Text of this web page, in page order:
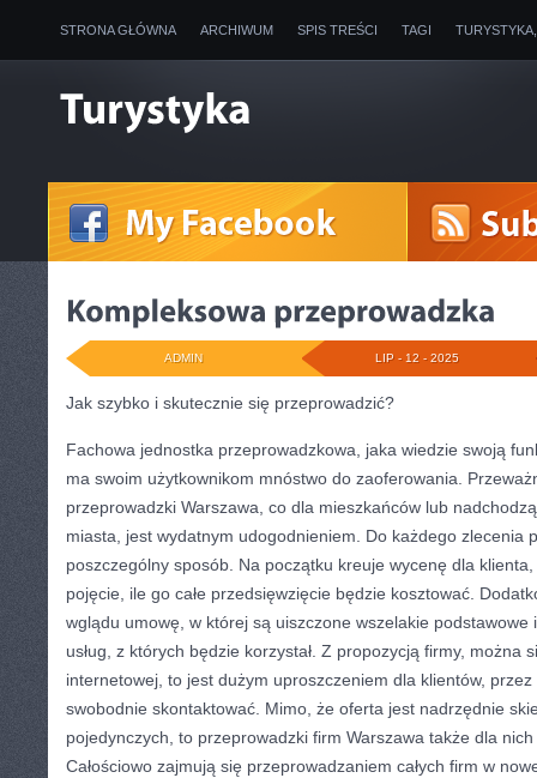
STRONA GŁÓWNA ARCHIWUM SPIS TREŚCI TAGI
LIP - 12 - 2025
ADMIN
Jak szybko i skutecznie się przeprowadzić?
Fachowa jednostka przeprowadzkowa, jaka wiedzie swoją
ma swoim użytkownikom mnóstwo do zaoferowania.
przeprowadzki Warszawa, co dla mieszkańców lub
miasta, jest wydatnym udogodnieniem. Do każdego zlecenia
poszczególny sposób. Na początku kreuje wycenę dla
pojęcie, ile go całe przedsięwzięcie będzie kosztować.
wglądu umowę, w której są uiszczone wszelakie
usług, z których będzie korzystał. Z propozycją firmy, można
internetowej, to jest dużym uproszczeniem dla klientów,
swobodnie skontaktować. Mimo, że oferta jest nadrzędnie
pojedynczych, to przeprowadzki firm Warszawa także dla
Całościowo zajmują się przeprowadzaniem całych firm w